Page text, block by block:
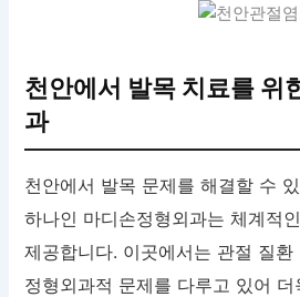
천안에서 발목 치료를 위
과
천안에서 발목 문제를 해결할 수
하나인 마디손정형외과는 체계적
제공합니다. 이곳에서는 관절 질
정형외과적 문제를 다루고 있어